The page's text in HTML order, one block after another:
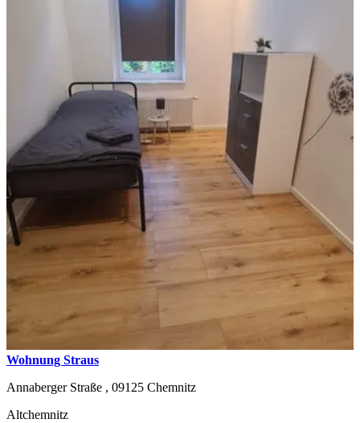
Wohnung Straus
Annaberger Straße , 09125 Chemnitz
Altchemnitz